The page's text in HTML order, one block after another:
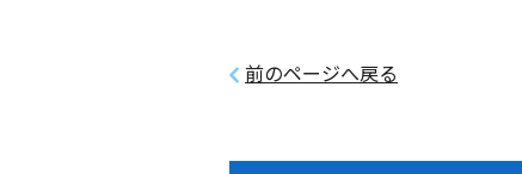
前のページへ戻る